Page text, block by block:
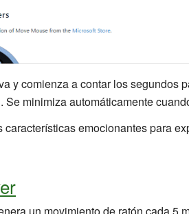
y comienza a contar los segundos
Se minimiza automáticamente
características emocionantes para